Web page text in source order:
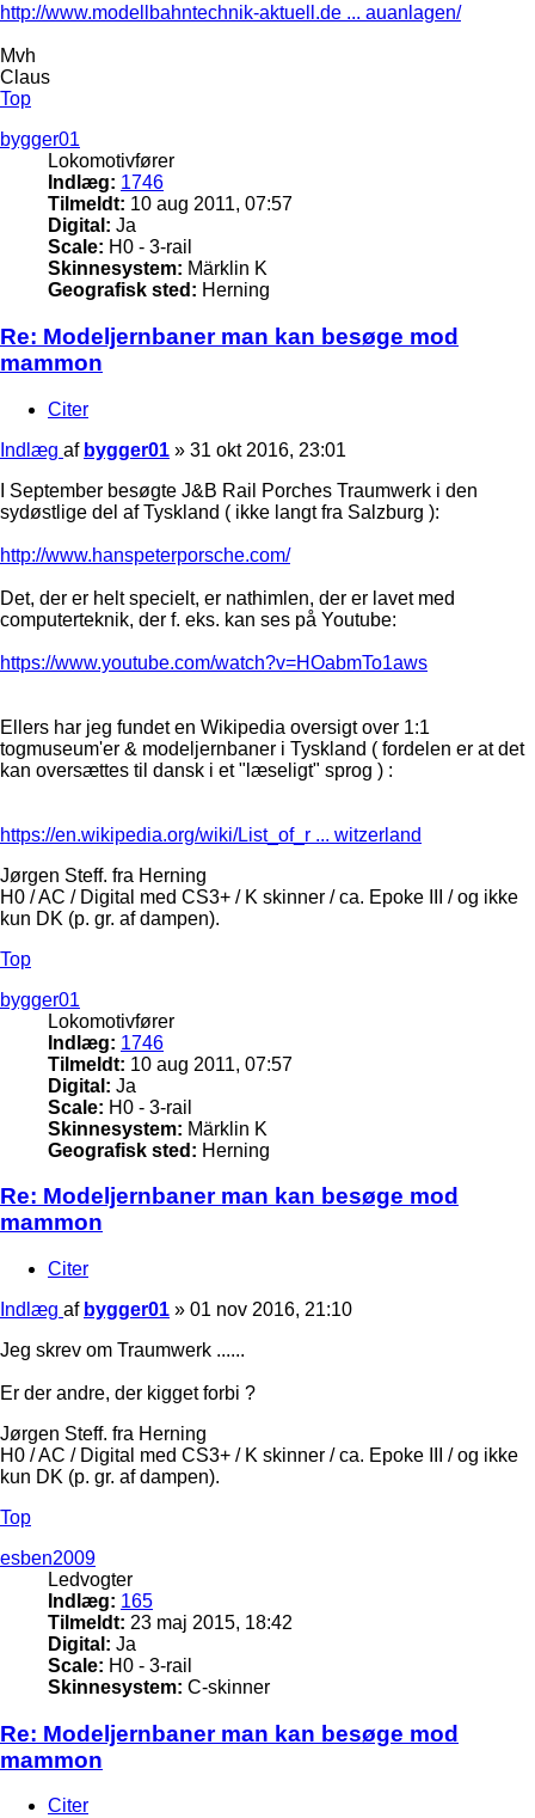
http://www.modellbahntechnik-aktuell.de ... auanlagen/
Mvh
Claus
Top
bygger01
Lokomotivfører
Indlæg: 1746
Tilmeldt: 10 aug 2011, 07:57
Digital: Ja
Scale: H0 - 3-rail
Skinnesystem: Märklin K
Geografisk sted: Herning
Re: Modeljernbaner man kan besøge mod
mammon
Citer
Indlæg af bygger01 » 31 okt 2016, 23:01
I September besøgte J&B Rail Porches Traumwerk i den
sydøstlige del af Tyskland ( ikke langt fra Salzburg ):
http://www.hanspeterporsche.com/
Det, der er helt specielt, er nathimlen, der er lavet med
computerteknik, der f. eks. kan ses på Youtube:
https://www.youtube.com/watch?v=HOabmTo1aws
Ellers har jeg fundet en Wikipedia oversigt over 1:1
togmuseum'er & modeljernbaner i Tyskland ( fordelen er at det
kan oversættes til dansk i et "læseligt" sprog ) :
https://en.wikipedia.org/wiki/List_of_r ... witzerland
Jørgen Steff. fra Herning
H0 / AC / Digital med CS3+ / K skinner / ca. Epoke III / og ikke
kun DK (p. gr. af dampen).
Top
bygger01
Lokomotivfører
Indlæg: 1746
Tilmeldt: 10 aug 2011, 07:57
Digital: Ja
Scale: H0 - 3-rail
Skinnesystem: Märklin K
Geografisk sted: Herning
Re: Modeljernbaner man kan besøge mod
mammon
Citer
Indlæg af bygger01 » 01 nov 2016, 21:10
Jeg skrev om Traumwerk ......
Er der andre, der kigget forbi ?
Jørgen Steff. fra Herning
H0 / AC / Digital med CS3+ / K skinner / ca. Epoke III / og ikke
kun DK (p. gr. af dampen).
Top
esben2009
Ledvogter
Indlæg: 165
Tilmeldt: 23 maj 2015, 18:42
Digital: Ja
Scale: H0 - 3-rail
Skinnesystem: C-skinner
Re: Modeljernbaner man kan besøge mod
mammon
Citer